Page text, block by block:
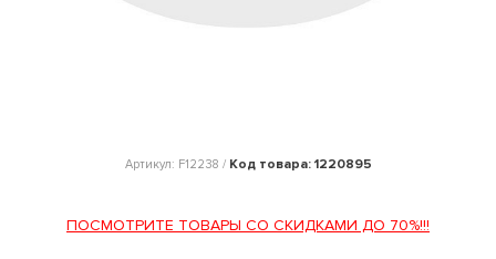
Артикул: F12238 / Код товара: 1220895
ПОСМОТРИТЕ ТОВАРЫ СО СКИДКАМИ ДО 70%!!!